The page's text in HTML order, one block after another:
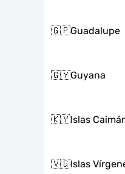
🇬🇵Guadalupe
🇬🇾Guyana
🇰🇾Islas
🇻🇬Islas